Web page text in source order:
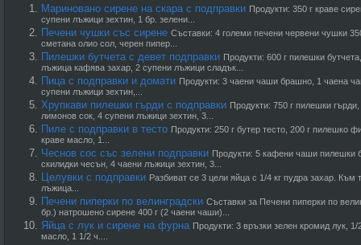
Мариновано сирене на скара с подправки Продукти: 350 г краве
супени лъжици зехтин, 1 бр. зелени...
Печени чушки със сирене Съставки: 4 големи печени червени чушки
сметана олио сол, черен пипер...
Пилешки бутчета с девет подправки Продукти: 600 г пилешки
лъжица кафява захар, 2 супени лъжици сладък...
Пица с подправки и домати Продукти: 3 чаени чаши брашно, 1 чаена
супени лъжици зехтин,...
Хрупкави пилешки гърди с подправки Продукти: 750 г пилешки
лимонов сок, 4 супени лъжици зехтин, 3...
Пиле с подправки в тесто Продукти: 250 г бутер тесто, 200 г пилешко
краве масло, 1...
Чеснов сос със зелени подправки Продукти: 5 кафени чаши пилешки
скилидки чесън, 4 чаени лъжици зехтин, 3...
Целувки с подправки Разбиват се 3 цели яйца с 1/4 кг пудра захар. Към
лъжица...
Печени пиперки по велинградски Съставки за Печени пиперки по
бр.) натрошено сирене 400 г (2 чаени чаши)...
Яйца с лук и сирене на фурна Продукти: 3 връзки зелен кромид лук,
масло, 1 1/2 ч....